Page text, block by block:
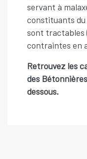
servant à
constituants du
sont tractables
contraintes en
Retrouvez les
des
dessous.